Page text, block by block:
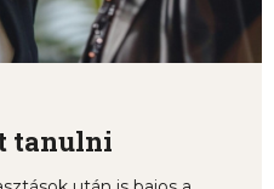
tanulni